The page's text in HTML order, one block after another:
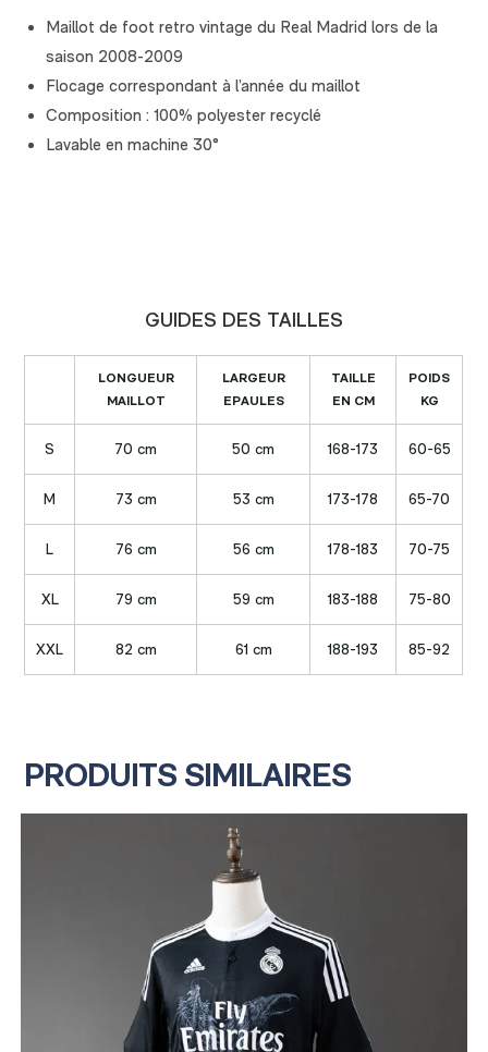
Maillot de foot retro vintage du Real Madrid lors de la
saison 2008-2009
Flocage correspondant à l’année du maillot
Composition : 100% polyester recyclé
Lavable en machine 30°
GUIDES DES TAILLES
LONGUEUR
MAILLOT
LARGEUR
EPAULES
TAILLE
EN CM
POIDS
KG
S 70 cm 50 cm 168-173 60-65
M 73 cm 53 cm 173-178 65-70
L 76 cm 56 cm 178-183 70-75
XL 79 cm 59 cm 183-188 75-80
XXL 82 cm 61 cm 188-193 85-92
PRODUITS SIMILAIRES